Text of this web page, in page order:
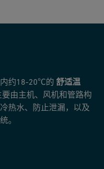
内约18-20℃的 舒适温
由主机、风机和管路构
热水、防止泄漏，以及
。